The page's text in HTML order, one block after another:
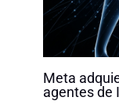
Meta
agentes de